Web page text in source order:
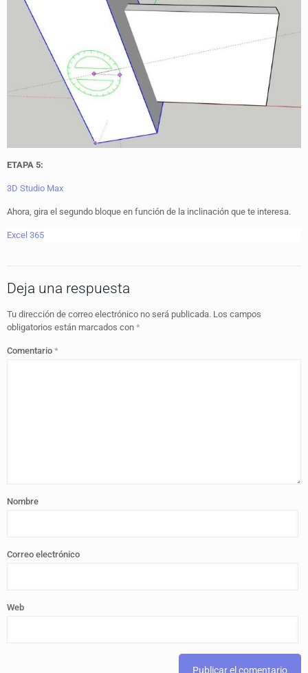
ETAPA 5:
3D Studio Max
Ahora, gira el segundo bloque en función de la inclinación que te interesa.
Excel 365
Deja una respuesta
Tu dirección de correo electrónico no será publicada. Los campos
obligatorios están marcados con *
Comentario *
Nombre
Correo electrónico
Web